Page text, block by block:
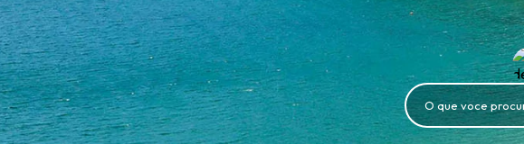
O que voce procura?